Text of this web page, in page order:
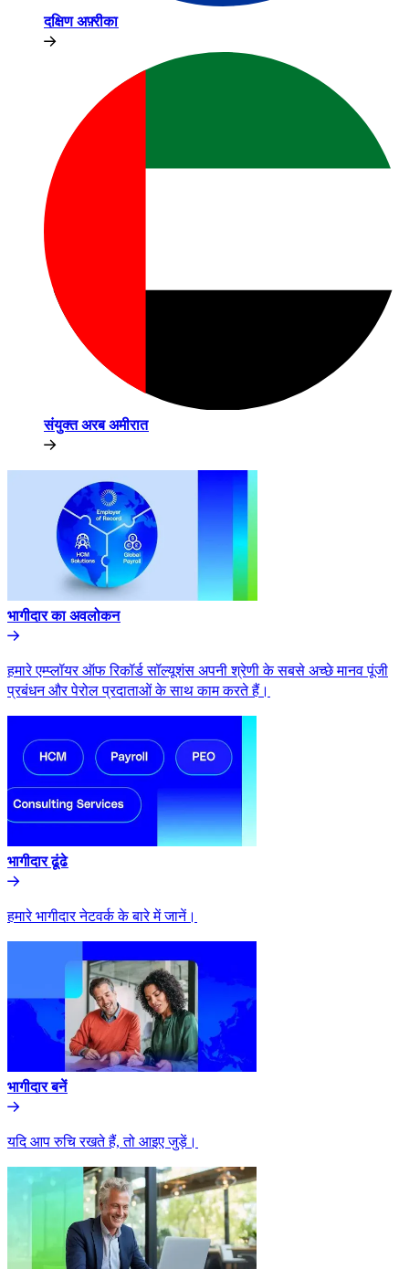
दक्षिण अफ़्रीका​​
संयुक्त अरब अमीरात​​
भागीदार का अवलोकन​​
हमारे एम्प्लॉयर ऑफ रिकॉर्ड सॉल्यूशंस अपनी श्रेणी के सबसे अच्छे मानव पूंजी
प्रबंधन और पेरोल प्रदाताओं के साथ काम करते हैं।​​
भागीदार ढूंढे​​
हमारे भागीदार नेटवर्क के बारे में जानें।​​
भागीदार बनें​​
यदि आप रुचि रखते हैं, तो आइए जुड़ें।​​